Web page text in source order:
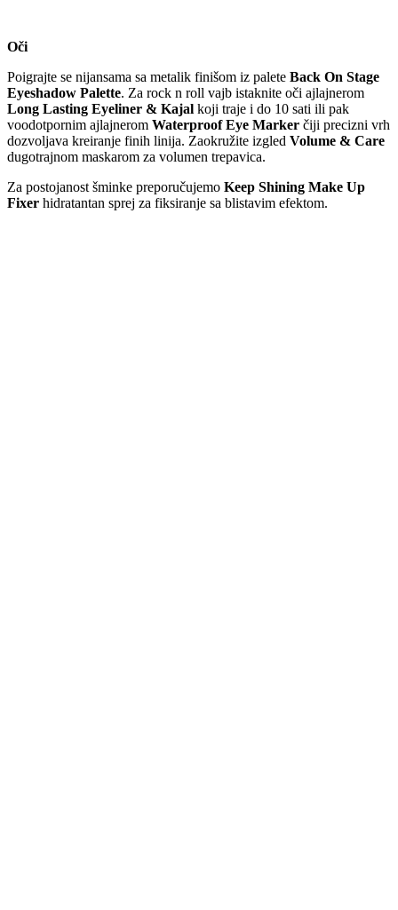
Oči
Poigrajte se nijansama sa metalik finišom iz palete Back On Stage
Eyeshadow Palette. Za rock n roll vajb istaknite oči ajlajnerom
Long Lasting Eyeliner & Kajal koji traje i do 10 sati ili pak
voodotpornim ajlajnerom Waterproof Eye Marker čiji precizni vrh
dozvoljava kreiranje finih linija. Zaokružite izgled Volume & Care
dugotrajnom maskarom za volumen trepavica.
Za postojanost šminke preporučujemo Keep Shining Make Up
Fixer hidratantan sprej za fiksiranje sa blistavim efektom.